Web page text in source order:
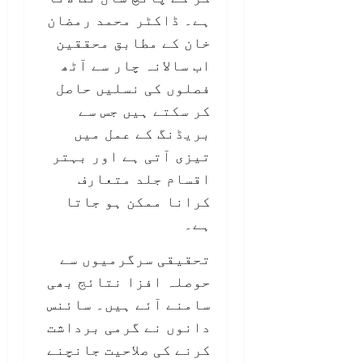
ہے۔ ڈاکٹر محمد رمضان
خان کے مطابق محققین
اب سالانہ چار سے آٹھ
فصلوں کی نسلیں حاصل
کر سکتے ہیں جس سے
بریڈنگ کے عمل میں
تیزی آتی ہے اور بہتر
اقسام جلد متعارف
کرانا ممکن ہو جاتا
ہے۔
تحقیقی سرگرمیوں سے
حوصلہ افزا نتائج بھی
سامنے آئے ہیں۔ سائنس
دانوں نے گرمی برداشت
کرنے کی صلاحیت جانچنے